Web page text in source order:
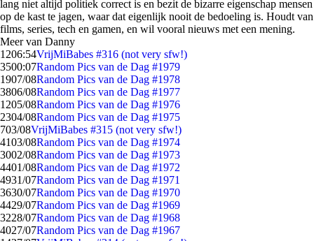
lang niet altijd politiek correct is en bezit de bizarre eigenschap mensen
op de kast te jagen, waar dat eigenlijk nooit de bedoeling is. Houdt van
films, series, tech en gamen, en wil vooral nieuws met een mening.
Meer van Danny
1206:54VrijMiBabes #316 (not very sfw!)
3500:07Random Pics van de Dag #1979
1907/08Random Pics van de Dag #1978
3806/08Random Pics van de Dag #1977
1205/08Random Pics van de Dag #1976
2304/08Random Pics van de Dag #1975
703/08VrijMiBabes #315 (not very sfw!)
4103/08Random Pics van de Dag #1974
3002/08Random Pics van de Dag #1973
4401/08Random Pics van de Dag #1972
4931/07Random Pics van de Dag #1971
3630/07Random Pics van de Dag #1970
4429/07Random Pics van de Dag #1969
3228/07Random Pics van de Dag #1968
4027/07Random Pics van de Dag #1967